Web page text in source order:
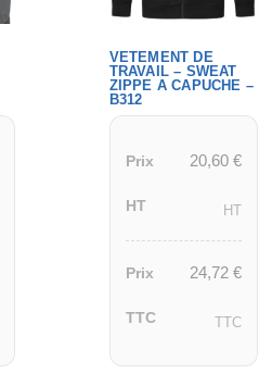
VETEMENT DE
TRAVAIL – SWEAT
ZIPPE A CAPUCHE –
B312
Prix
HT
20,60 €
HT
Prix
TTC
24,72 €
TTC